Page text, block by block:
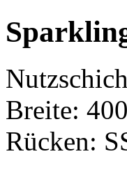
Breite:
Rücken: